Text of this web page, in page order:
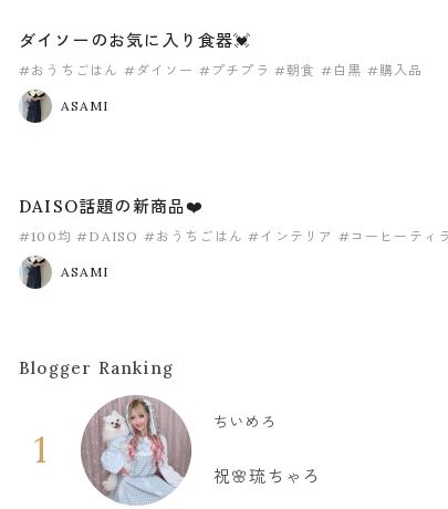
ダイソーのお気に入り食器💓
#おうちごはん #ダイソー #プチプラ #朝食 #白黒 #購入品
ASAMI
DAISO話題の新商品❤️
#100均 #DAISO #おうちごはん #インテリア #コーヒーティ
ASAMI
Blogger Ranking
1
ちいめろ
祝🌸琉ちゃろ